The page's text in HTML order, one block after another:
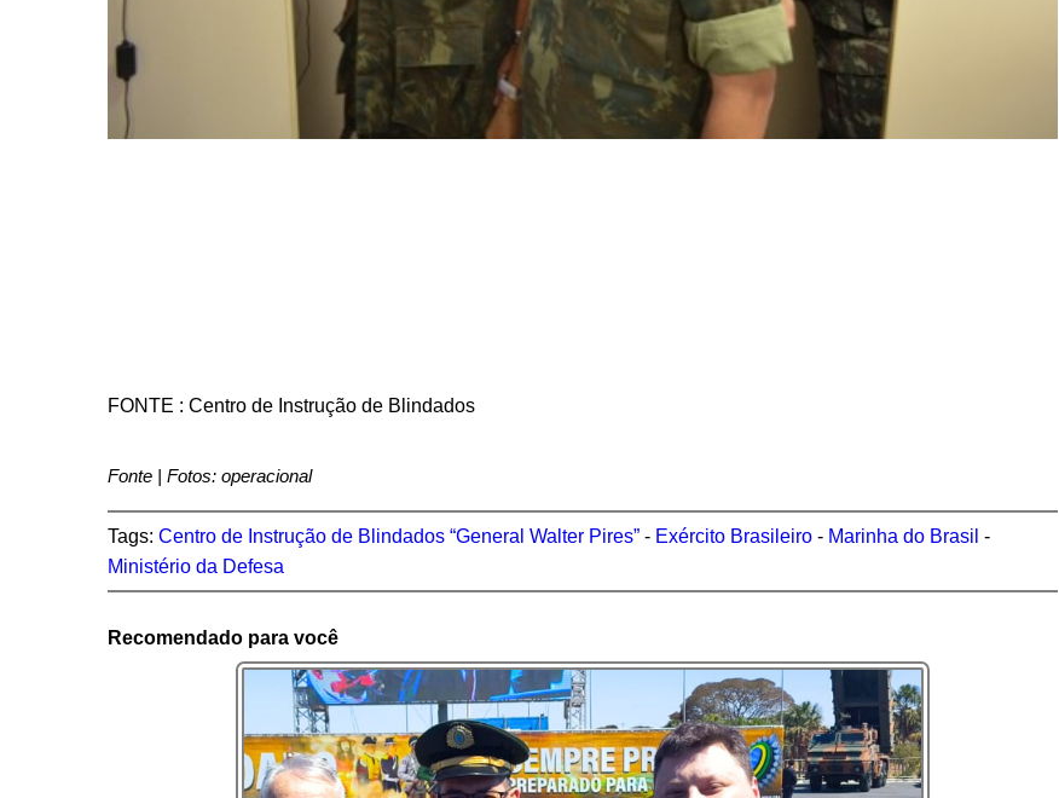
FONTE : Centro de Instrução de Blindados
Fonte | Fotos: operacional
Tags: Centro de Instrução de Blindados “General Walter Pires”- Exército Brasileiro- Marinha do Brasil -
Ministério da Defesa
Recomendado para você